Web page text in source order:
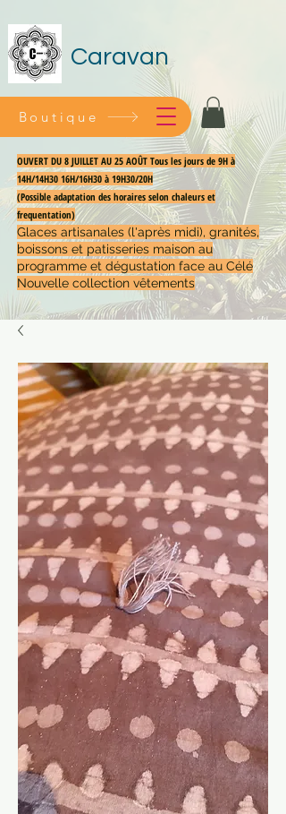
Caravan
OUVERT DU 8 JUILLET AU 25 AOÛT Tous les jours de 9H à
14H/14H30 16H/16H30 à 19H30/20H
(Possible adaptation des horaires selon chaleurs et
frequentation)
Glaces artisanales (l'après midi), granités,
boissons et patisseries maison au
programme et dégustation face au Célé
Nouvelle collection vêtements
Boutique